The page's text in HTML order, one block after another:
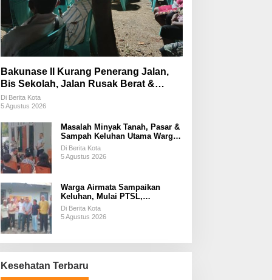
Bakunase II Kurang Penerang Jalan,
Bis Sekolah, Jalan Rusak Berat &
Susah Pupuk Subsidi
Di Berita Kota
5 Agustus 2026
Masalah Minyak Tanah, Pasar &
Sampah Keluhan Utama Warga
Airnona
Di Berita Kota
5 Agustus 2026
Warga Airmata Sampaikan
Keluhan, Mulai PTSL,
Ketersediaan Minyak Tanah &
Lahan Pemakaman
Di Berita Kota
5 Agustus 2026
Kesehatan Terbaru